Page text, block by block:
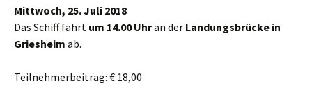
Mittwoch, 25. Juli 2018
Das Schiff fährt um 14.00 Uhran der Landungsbrücke in
Griesheim ab.
Teilnehmerbeitrag: € 18,00